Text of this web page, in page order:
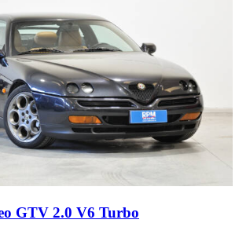
GTV 2.0 V6 Turbo